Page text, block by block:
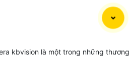
Sản phẩm được sản
Giá camera kbvision
kbvision là một trong những